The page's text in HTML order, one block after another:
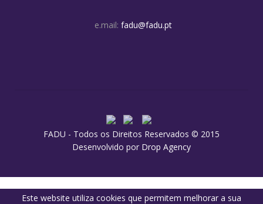
e.mail: fadu@fadu.pt
FADU - Todos os Direitos Reservados © 2015
Desenvolvido por Drop Agency
Este website utiliza cookies que permitem melhorar a sua